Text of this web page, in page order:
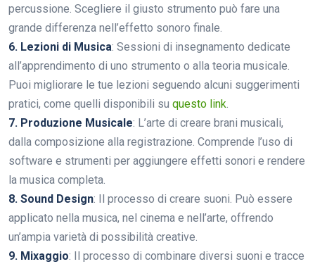
percussione. Scegliere il giusto strumento può fare una
grande differenza nell’effetto sonoro finale.
6. Lezioni di Musica: Sessioni di insegnamento dedicate
all’apprendimento di uno strumento o alla teoria musicale.
Puoi migliorare le tue lezioni seguendo alcuni suggerimenti
pratici, come quelli disponibili su questo link.
7. Produzione Musicale: L’arte di creare brani musicali,
dalla composizione alla registrazione. Comprende l’uso di
software e strumenti per aggiungere effetti sonori e rendere
la musica completa.
8. Sound Design: Il processo di creare suoni. Può essere
applicato nella musica, nel cinema e nell’arte, offrendo
un’ampia varietà di possibilità creative.
9. Mixaggio: Il processo di combinare diversi suoni e tracce